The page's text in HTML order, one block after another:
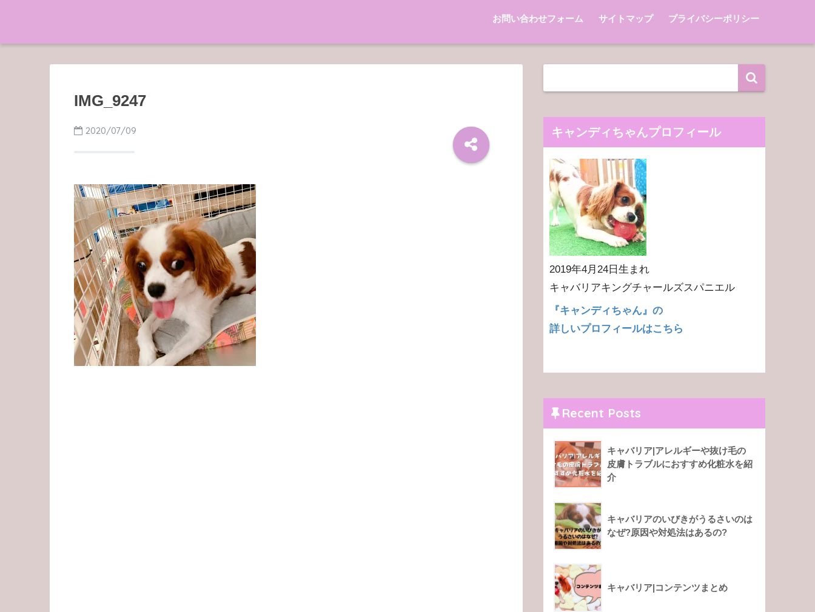
お問い合わせフォーム サイトマップ プライバシーポリシー
IMG_9247
2020/07/09 キャンディちゃんプロフィール
2019年4月24日生まれ
キャバリアキングチャールズスパニエル
『キャンディちゃん』の
詳しいプロフィールはこちら
Recent Posts
キャバリア|アレルギーや抜け毛の
皮膚トラブルにおすすめ化粧水を紹
介
キャバリアのいびきがうるさいのは
なぜ?原因や対処法はあるの?
キャバリア|コンテンツまとめ